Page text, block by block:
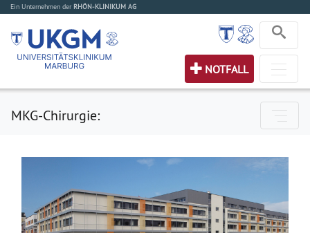
Ein Unternehmen der RHÖN-KLINIKUM AG
NOTFALL
MKG-Chirurgie: